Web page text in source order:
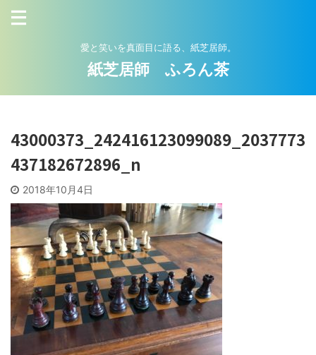
愛と笑いを真面目に語る、紙芝居師。
紙芝居師 ふろん茶
43000373_242416123099089_2037773
437182672896_n
2018年10月4日